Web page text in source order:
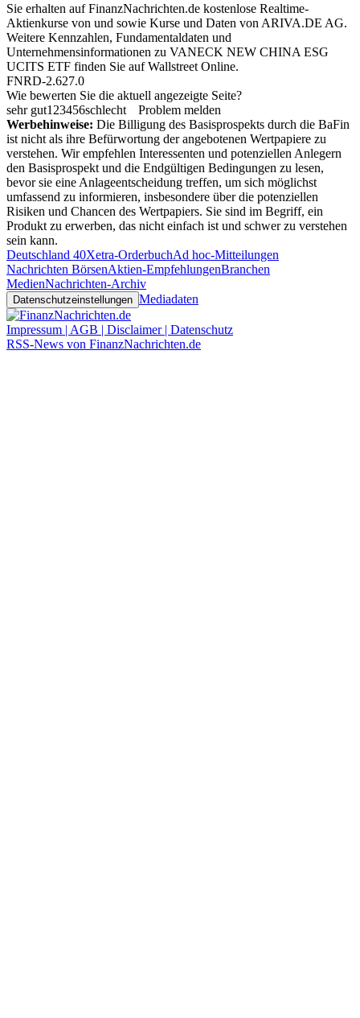
Sie erhalten auf FinanzNachrichten.de kostenlose Realtime-
Aktienkurse von und sowie Kurse und Daten von ARIVA.DE AG.
Weitere Kennzahlen, Fundamentaldaten und
Unternehmensinformationen zu VANECK NEW CHINA ESG
UCITS ETF finden Sie aufWallstreet Online.
FNRD-2.627.0
Wie bewerten Sie die aktuell angezeigte Seite?
sehr gut1 23456schlecht
Problem melden
Werbehinweise: Die Billigung des Basisprospekts durch die BaFin
ist nicht als ihre Befürwortung der angebotenen Wertpapiere zu
verstehen. Wir empfehlen Interessenten und potenziellen Anlegern
den Basisprospekt und die Endgültigen Bedingungen zu lesen,
bevor sie eine Anlageentscheidung treffen, um sich möglichst
umfassend zu informieren, insbesondere über die potenziellen
Risiken und Chancen des Wertpapiers. Sie sind im Begriff, ein
Produkt zu erwerben, das nicht einfach ist und schwer zu verstehen
sein kann.
Deutschland 40Xetra-OrderbuchAd hoc-Mitteilungen
Nachrichten BörsenAktien-EmpfehlungenBranchen
MedienNachrichten-Archiv
Datenschutzeinstellungen Mediadaten
Impressum | AGB | Disclaimer | Datenschutz
RSS-News von FinanzNachrichten.de